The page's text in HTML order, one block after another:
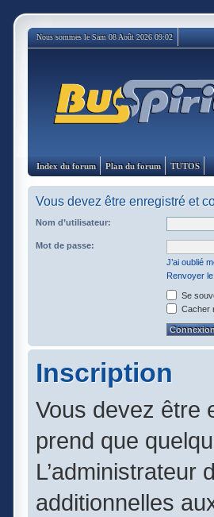
Nous sommes le Sam 08 Août 2026 09:02
Index du forum Plan du forum TUTOS
Vous devez être enregistré et
Nom d’utilisateur:
Mot de passe:
J’ai oublié
Renvoyer
Se
Cacher
Inscription
Vous devez être
prend que
L’administrateur
additionnelles